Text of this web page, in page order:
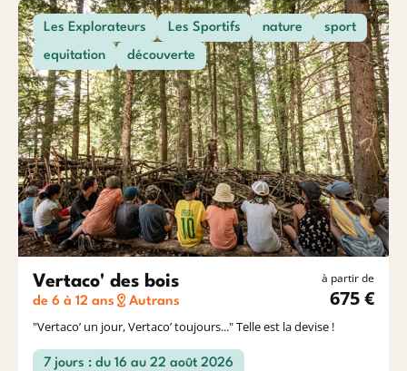
Les Explorateurs Les Sportifs nature sport
equitation découverte
Vertaco' des bois
de 6 à 12 ans Autrans
à partir de
675 €
"Vertaco’ un jour, Vertaco’ toujours..." Telle est la devise !
7 jours : du 16 au 22 août 2026